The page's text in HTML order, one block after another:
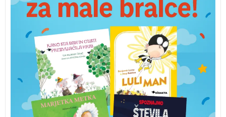
Izkoristite izjemno ceno paketa! Knjiga je lepo darilo.